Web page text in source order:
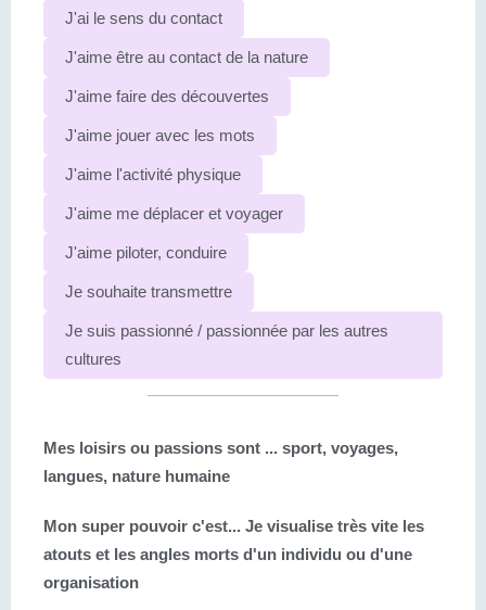
J'ai le sens du contact
J'aime être au contact de la nature
J'aime faire des découvertes
J'aime jouer avec les mots
J'aime l'activité physique
J'aime me déplacer et voyager
J'aime piloter, conduire
Je souhaite transmettre
Je suis passionné / passionnée par les autres
cultures
Mes loisirs ou passions sont ... sport, voyages,
langues, nature humaine
Mon super pouvoir c'est... Je visualise très vite les
atouts et les angles morts d'un individu ou d'une
organisation